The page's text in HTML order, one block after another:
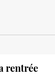
rentrée